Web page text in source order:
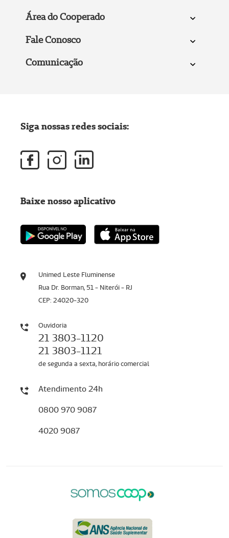
Área do Cooperado
Fale Conosco
Comunicação
Unimed Leste Fluminense
Rua Dr. Borman, 51 - Niterói - RJ
CEP: 24020-320
Ouvidoria
21 3803-1120
21 3803-1121
de segunda a sexta, horário comercial
Atendimento 24h
0800 970 9087
4020 9087
Siga nossas redes sociais:
Baixe nosso aplicativo